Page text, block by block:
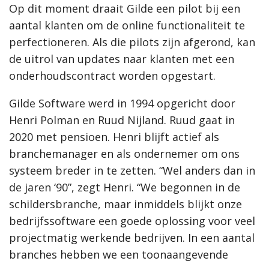
Op dit moment draait Gilde een pilot bij een
aantal klanten om de online functionaliteit te
perfectioneren. Als die pilots zijn afgerond, kan
de uitrol van updates naar klanten met een
onderhoudscontract worden opgestart.
Gilde Software werd in 1994 opgericht door
Henri Polman en Ruud Nijland. Ruud gaat in
2020 met pensioen. Henri blijft actief als
branchemanager en als ondernemer om ons
systeem breder in te zetten. “Wel anders dan in
de jaren ‘90”, zegt Henri. “We begonnen in de
schildersbranche, maar inmiddels blijkt onze
bedrijfssoftware een goede oplossing voor veel
projectmatig werkende bedrijven. In een aantal
branches hebben we een toonaangevende